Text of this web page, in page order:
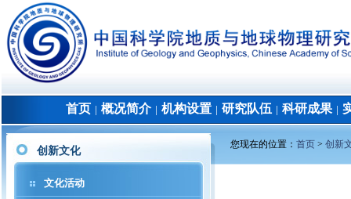
首页 概况简介│ 机构设置 研究队伍 科研成果│
创新文化
文化活动
您现在的位置： 首页 > 创新